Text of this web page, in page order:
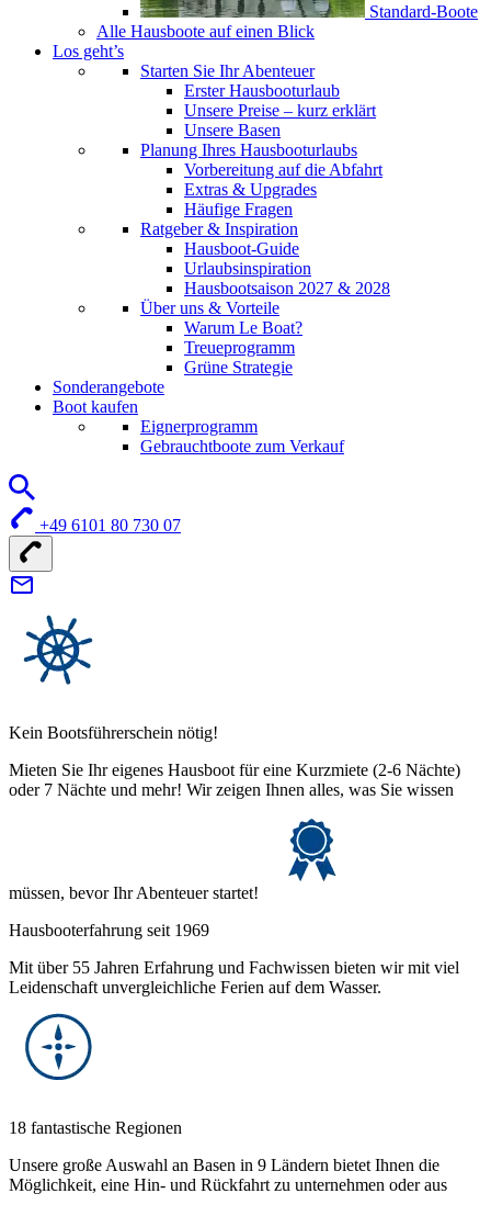
Standard-Boote
Alle Hausboote auf einen Blick
Los geht’s
Starten Sie Ihr Abenteuer
Erster Hausbooturlaub
Unsere Preise – kurz erklärt
Unsere Basen
Planung Ihres Hausbooturlaubs
Vorbereitung auf die Abfahrt
Extras & Upgrades
Häufige Fragen
Ratgeber & Inspiration
Hausboot-Guide
Urlaubsinspiration
Hausbootsaison 2027 & 2028
Über uns & Vorteile
Warum Le Boat?
Treueprogramm
Grüne Strategie
Sonderangebote
Boot kaufen
Eignerprogramm
Gebrauchtboote zum Verkauf
+49 6101 80 730 07
Kein Bootsführerschein nötig!
Mieten Sie Ihr eigenes Hausboot für eine Kurzmiete (2-6 Nächte)
oder 7 Nächte und mehr! Wir zeigen Ihnen alles, was Sie wissen
müssen, bevor Ihr Abenteuer startet!
Hausbooterfahrung seit 1969
Mit über 55 Jahren Erfahrung und Fachwissen bieten wir mit viel
Leidenschaft unvergleichliche Ferien auf dem Wasser.
18 fantastische Regionen
Unsere große Auswahl an Basen in 9 Ländern bietet Ihnen die
Möglichkeit, eine Hin- und Rückfahrt zu unternehmen oder aus